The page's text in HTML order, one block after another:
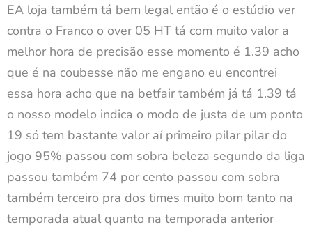
EA loja também tá bem legal então é o estúdio ver
contra o Franco o over 05 HT tá com muito valor a
melhor hora de precisão esse momento é 1.39 acho
que é na coubesse não me engano eu encontrei
essa hora acho que na betfair também já tá 1.39 tá
o nosso modelo indica o modo de justa de um ponto
19 só tem bastante valor aí primeiro pilar pilar do
jogo 95% passou com sobra beleza segundo da liga
passou também 74 por cento passou com sobra
também terceiro pra dos times muito bom tanto na
temporada atual quanto na temporada anterior